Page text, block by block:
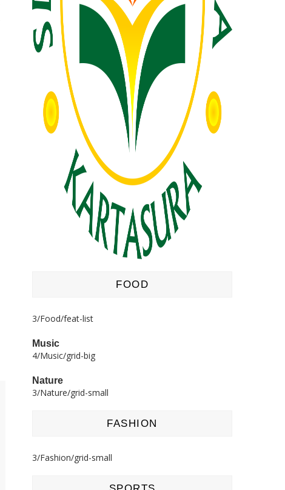
FOOD
3/Food/feat-list
Music
4/Music/grid-big
Nature
3/Nature/grid-small
FASHION
3/Fashion/grid-small